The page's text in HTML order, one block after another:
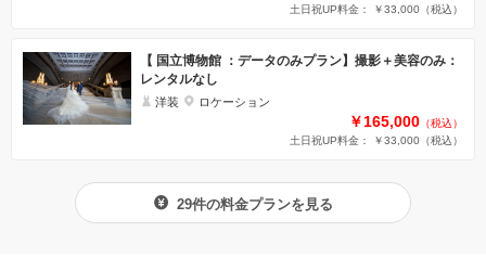
土日祝UP料金： ￥33,000 （税込）
【 国立博物館 ：データのみプラン】撮影＋美容のみ：
レンタルなし
洋装 ロケーション
￥165,000 （税込）
土日祝UP料金： ￥33,000 （税込）
29件の料金プランを見る